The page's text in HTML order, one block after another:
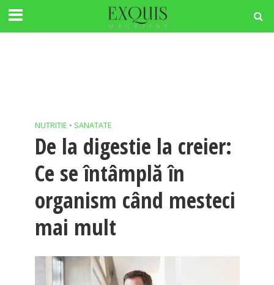
NUTRITIE • SANATATE
De la digestie la creier:
Ce se întâmplă în
organism când mesteci
mai mult